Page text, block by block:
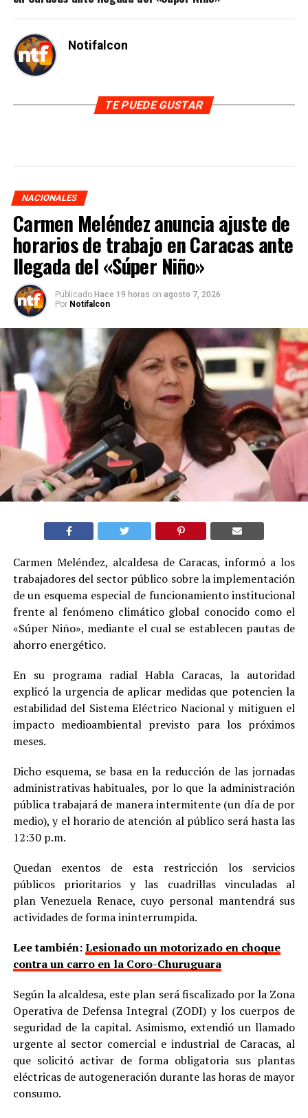
Notifalcon
TE PUEDE GUSTAR
NACIONALES
Carmen Meléndez anuncia ajuste de
horarios de trabajo en Caracas ante
llegada del «Súper Niño»
Publicado Hace 19 horas on agosto 7, 2026
Por Notifalcon
Carmen Meléndez, alcaldesa de Caracas, informó a los
trabajadores del sector público sobre la implementación
de un esquema especial de funcionamiento institucional
frente al fenómeno climático global conocido como el
«Súper Niño», mediante el cual se establecen pautas de
ahorro energético.
En su programa radial Habla Caracas, la autoridad
explicó la urgencia de aplicar medidas que potencien la
estabilidad del Sistema Eléctrico Nacional y mitiguen el
impacto medioambiental previsto para los próximos
meses.
Dicho esquema, se basa en la reducción de las jornadas
administrativas habituales, por lo que la administración
pública trabajará de manera intermitente (un día de por
medio), y el horario de atención al público será hasta las
12:30 p.m.
Quedan exentos de esta restricción los servicios
públicos prioritarios y las cuadrillas vinculadas al
plan Venezuela Renace, cuyo personal mantendrá sus
actividades de forma ininterrumpida.
Lee también:Lesionado un motorizado en choque
contra un carro en la Coro-Churuguara
Según la alcaldesa, este plan será fiscalizado por la Zona
Operativa de Defensa Integral (ZODI) y los cuerpos de
seguridad de la capital. Asimismo, extendió un llamado
urgente al sector comercial e industrial de Caracas, al
que solicitó activar de forma obligatoria sus plantas
eléctricas de autogeneración durante las horas de mayor
consumo.